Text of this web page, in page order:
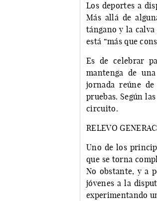
Los deportes a
Más allá de
tángano y la
está “más que
Es de celebrar
mantenga de
jornada reúne
pruebas. Según
circuito.
RELEVO
Uno de los
que se torna
No obstante, y a
jóvenes a la
experimentando